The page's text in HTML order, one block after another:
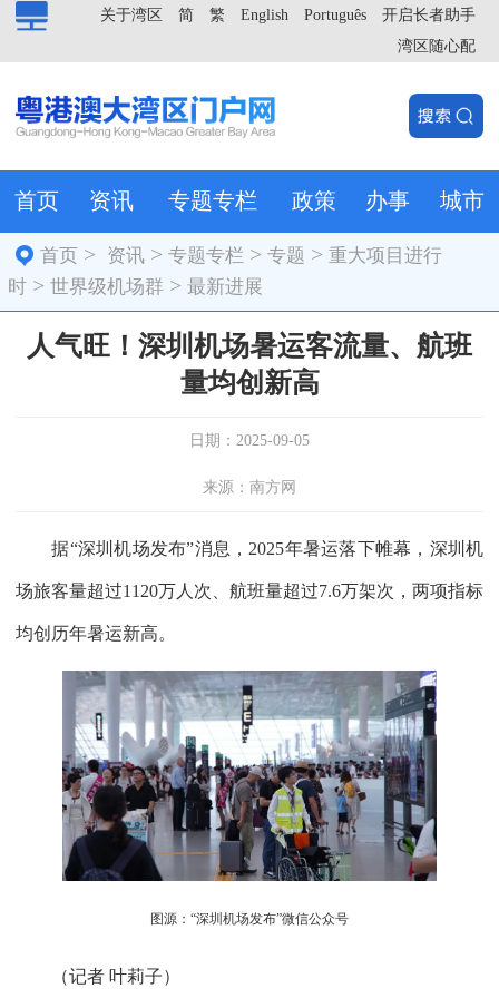
开启长者助手
Português
English
繁
简
关于湾区
湾区随心配
首页 资讯 专题专栏 政策 办事 城市
首页 > 资讯 >专题专栏 >专题 >重大项目进行
时 > 世界级机场群 > 最新进展
人气旺！深圳机场暑运客流量、航班
量均创新高
日期：2025-09-05
来源：南方网
据“深圳机场发布”消息，2025年暑运落下帷幕，深圳机
场旅客量超过1120万人次、航班量超过7.6万架次，两项指标
均创历年暑运新高。
图源：“深圳机场发布”微信公众号
（记者 叶莉子）